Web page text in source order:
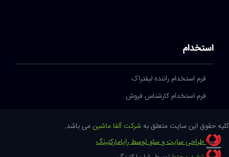
استخدام
فرم استخدام راننده لیفتراک
فرم استخدام کارشناس فروش
کلیه حقوق این سایت متعلق به شرکت آلفا ماشینمی باشد.
طراحی سایت و سئو توسط رایامارکتینگ